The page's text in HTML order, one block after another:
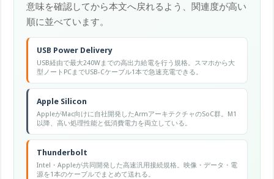
意味を確認してから本文へ戻れるよう、関連度が高い
順に並べています。
USB Power Delivery
USB経由で最大240Wまでの高出力給電を行う規格。スマホから大
型ノートPCまでUSB-Cケーブル1本で急速充電できる。
Apple Silicon
AppleがMac向けに自社開発したArmアーキテクチャのSoC群。M1
以降、高い処理性能と低消費電力を両立している。
Thunderbolt
Intel・Appleが共同開発した高速汎用接続規格。映像・データ・電
源を1本のケーブルでまとめて送れる。